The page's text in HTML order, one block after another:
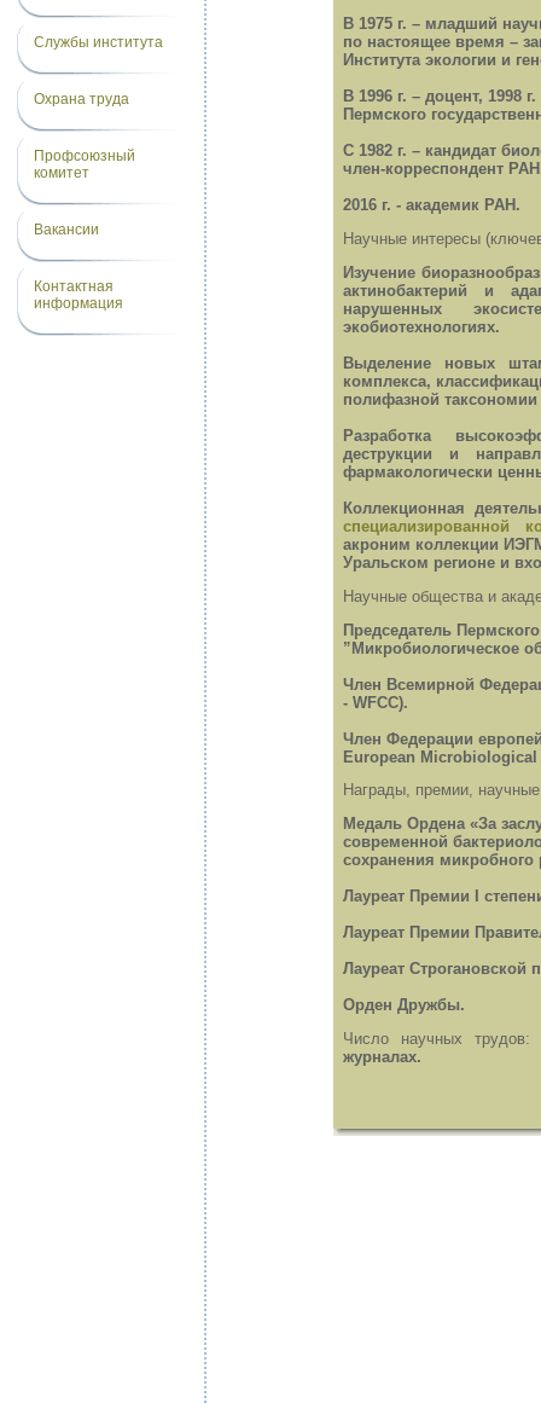
Службы института
Охрана труда
Профсоюзный
комитет
Вакансии
Контактная
информация
В 1975 г. – младший
по настоящее время –
Института экологии и
В 1996 г. – доцент,
Пермского
С 1982 г. – кандидат
член-корреспондент
2016 г. - академик РАН.
Научные интересы
Изучение
актинобактерий и
нарушенных
экобиотехнологиях.
Выделение новых
комплекса,
полифазной таксономии
Разработка
деструкции и
фармакологически
Коллекционная
специализированной
акроним коллекции
Уральском регионе и
Научные общества и
Председатель
”Микробиологическое
Член Всемирной
- WFCC).
Член Федерации
European Microbiological
Награды, премии,
Медаль Ордена «За
современной
сохранения микробного
Лауреат Премии I
Лауреат Премии
Лауреат Строгановской
Орден Дружбы.
Число научных
журналах.